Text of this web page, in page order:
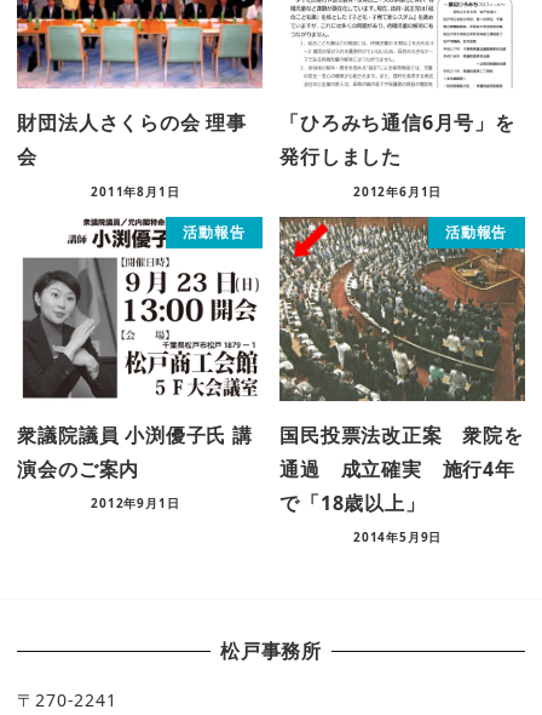
財団法人さくらの会 理事
会
2011年8月1日
「ひろみち通信6月号」を
発行しました
2012年6月1日
活動報告
衆議院議員 小渕優子氏 講
演会のご案内
2012年9月1日
活動報告
国民投票法改正案 衆院を
通過 成立確実 施行4年
で「18歳以上」
2014年5月9日
松戸事務所
〒270-2241